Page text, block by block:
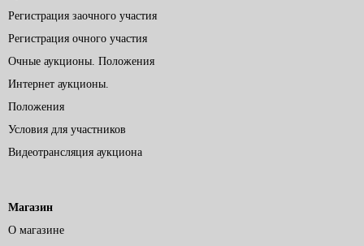
Регистрация заочного участия
Регистрация очного участия
Очные аукционы. Положения
Интернет аукционы.
Положения
Условия для участников
Видеотрансляция аукциона
Магазин
О магазине